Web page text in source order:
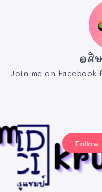
@ศิ
Join me on
Follow